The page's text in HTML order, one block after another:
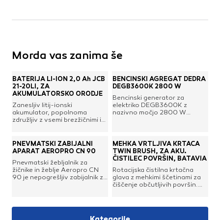
Morda vas zanima še
BATERIJA LI-ION 2,0 Ah JCB
21-20LI, ZA
AKUMULATORSKO ORODJE
Zanesljiv litij-ionski
akumulator, popolnoma
združljiv z vsemi brezžičnimi in
zmožnosti hitrega polnjenja,
priročen LED indikator
čase neprekinjenega
delovanja.Tehnične
lastnosti:Napetost: 18 VČas
čas delovanja: 60 minTeža: 0,5
kgTip baterije: Litij-ionska
BENCINSKI AGREGAT DEDRA
DEGB3600K 2800 W
Bencinski generator za
elektriko DEGB3600K z
nazivno močjo 2800 W
ali kot dodatni vir energije.
Primeren je za uporabo v
gospodinjstvu, na parceli, v
kampih, za napajanje
motorjev, razsvetljave,
ogrevanja in električnih naprav
in tam, kjer ni drugih virov
dolg čas delovanja ob nizki
porabi goriva. Bakreno navitje
PNEVMATSKI ZABIJALNI
APARAT AEROPRO CN 90
Pnevmatski žebljalnik za
žičnike in žeblje Aeropro CN
90 je nepogrešljiv zabijalnik za
zabija žičnike vseh vrst,
dolžine 55 do 90 mm in ima
MEHKA VRTLJIVA KRTAČA
TWIN BRUSH, ZA AKU.
ČISTILEC POVRŠIN, BATAVIA
Rotacijska čistilna krtačna
glava z mehkimi ščetinami za
čiščenje občutljivih površin.
mobilne hišice in še veliko več.
Posebej izdelana za občutljive